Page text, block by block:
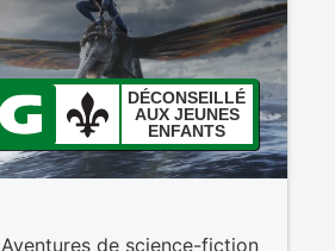
DÉCONSEILLÉ
AUX JEUNES
ENFANTS
Aventures de science-fiction